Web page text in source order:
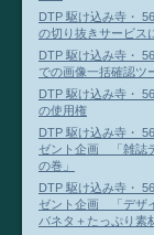
DTP 駆け込み寺・
の切り抜きサービス
DTP 駆け込み寺・
での画像一括確認ツ
DTP 駆け込み寺・
の使用権
DTP 駆け込み寺・
ゼント企画 「雑誌
の巻」
DTP 駆け込み寺・
ゼント企画 「デザ
バネタ＋たっぷり素